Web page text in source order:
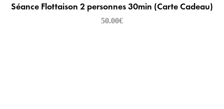
Séance Flottaison 2 personnes 30min (Carte Cadeau)
50.00€